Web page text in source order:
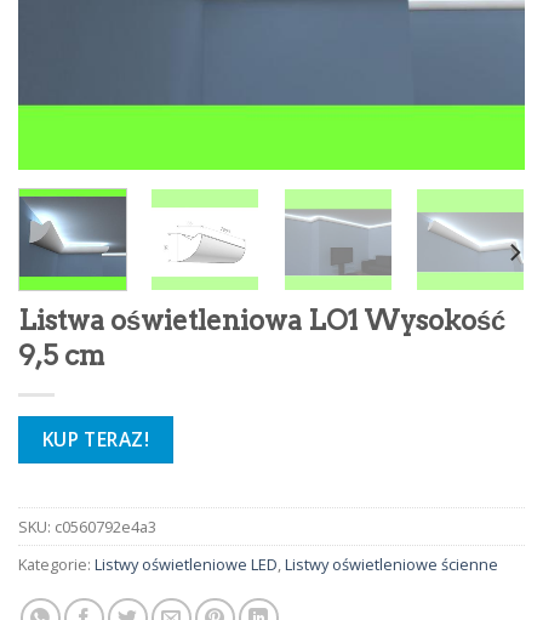
Listwa oświetleniowa LO1 Wysokość
9,5 cm
KUP TERAZ!
SKU: c0560792e4a3
Kategorie: Listwy oświetleniowe LED,Listwy oświetleniowe ścienne